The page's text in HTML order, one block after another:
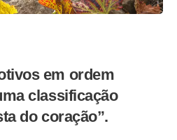
em ordem
classificação
do coração”.